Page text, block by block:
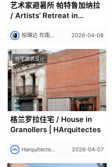
艺术家避暑所 帕特鲁加纳拉
/ Artists’ Retreat in
｜Palinda Kannangara
帕琳达·坎南加拉｜Palinda Kannangara 2026-04-08
住宅建筑设计
格兰罗拉住宅 / House in
Granollers | HArquitectes
Harquitectes 建筑师事务所｜Harquitectes 2026-04-07